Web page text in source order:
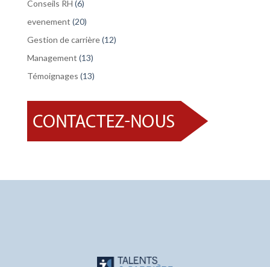
Conseils RH (6)
evenement (20)
Gestion de carrière(12)
Management (13)
Témoignages (13)